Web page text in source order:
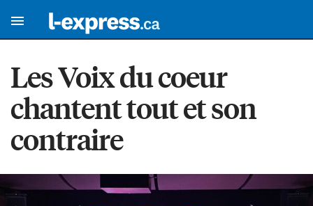
Les Voix du coeur
chantent tout et son
contraire